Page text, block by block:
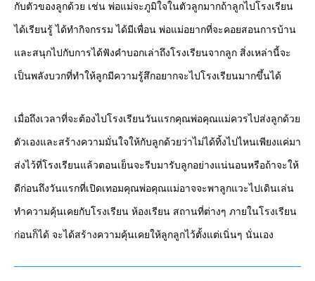
กับตัวของลูกด้วย เช่น พ่อแม่จะภูมิใจในตัวลูกมากถ้าลูกไปโรงเรียน
ได้เรียนรู้ ได้ทำกิจกรรม ได้มีเพื่อน พ่อแม่อยากที่จะคอยสอนการบ้าน
และสนุกไปกับการได้ฟังคำบอกเล่าถึงโรงเรียนจากลูก สิ่งเหล่านี้จะ
เป็นพลังบวกที่ทำให้ลูกมีความรู้สึกอยากจะไปโรงเรียนมากขึ้นได้
เมื่อถึงเวลาที่จะต้องไปโรงเรียนวันแรกคุณพ่อคุณแม่ควรไปส่งลูกด้วย
ตัวเองและสร้างความมั่นใจให้กับลูกด้วยว่าไม่ได้ทิ้งไปไหนเพียงแค่มา
ส่งไว้ที่โรงเรียนแล้วตอนเย็นจะรีบมารับลูกอย่างแน่นอนหรือถ้าจะให้
ดีก่อนถึงวันแรกที่เปิดเทอมคุณพ่อคุณแม่อาจจะพาลูกแวะไปเดินเล่น
ทำความคุ้นเคยกับโรงเรียน ห้องเรียน สถานที่ต่างๆ ภายในโรงเรียน
ก่อนก็ได้ จะได้สร้างความคุ้นเคยให้ลูกลูกไว้ตั้งแต่เนิ่นๆ นั่นเอง